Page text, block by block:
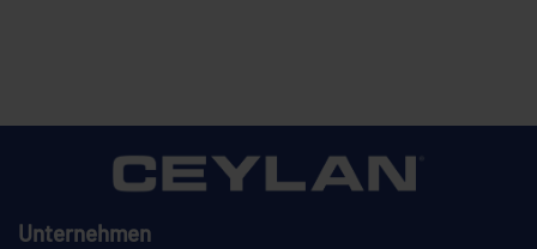
Unternehmen